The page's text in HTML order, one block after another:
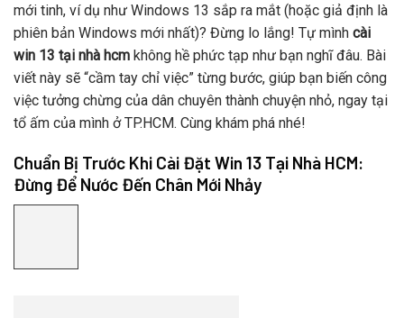
mới tinh, ví dụ như Windows 13 sắp ra mắt (hoặc giả định là
phiên bản Windows mới nhất)? Đừng lo lắng! Tự mình cài
win 13 tại nhà hcm không hề phức tạp như bạn nghĩ đâu. Bài
viết này sẽ “cầm tay chỉ việc” từng bước, giúp bạn biến công
việc tưởng chừng của dân chuyên thành chuyện nhỏ, ngay tại
tổ ấm của mình ở TP.HCM. Cùng khám phá nhé!
Chuẩn Bị Trước Khi Cài Đặt Win 13 Tại Nhà HCM:
Đừng Để Nước Đến Chân Mới Nhảy